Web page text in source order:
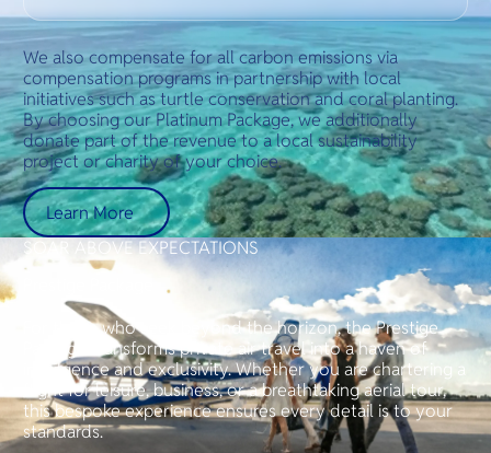
We also compensate for all carbon emissions via
compensation programs in partnership with local
initiatives such as turtle conservation and coral planting.
By choosing our Platinum Package, we additionally
donate part of the revenue to a local sustainability
project or charity of your choice.
Learn More
SOAR ABOVE EXPECTATIONS
For those who seek beyond the horizon, the Prestige
Package transforms private air travel into a haven of
indulgence and exclusivity. Whether you are chartering a
flight for leisure, business, or a breathtaking aerial tour,
this bespoke experience ensures every detail is to your
standards.